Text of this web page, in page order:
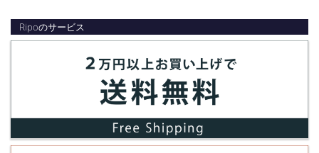
Ripoのサービス